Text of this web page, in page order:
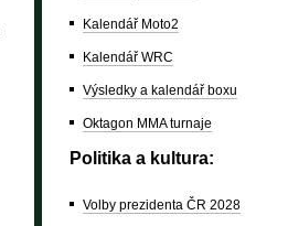
Kalendář Moto2
Kalendář WRC
Výsledky a kalendář boxu
Oktagon MMA turnaje
Politika a kultura:
Volby prezidenta ČR 2028